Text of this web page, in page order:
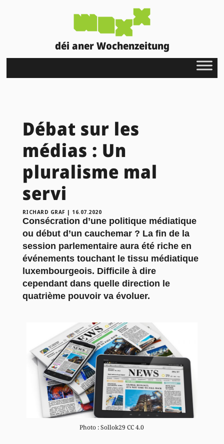
déi aner Wochenzeitung
Débat sur les
médias : Un
pluralisme mal
servi
RICHARD GRAF | 16.07.2020
Consécration d’une politique médiatique
ou début d’un cauchemar ? La fin de la
session parlementaire aura été riche en
événements touchant le tissu médiatique
luxembourgeois. Difficile à dire
cependant dans quelle direction le
quatrième pouvoir va évoluer.
Photo : Sollok29 CC 4.0